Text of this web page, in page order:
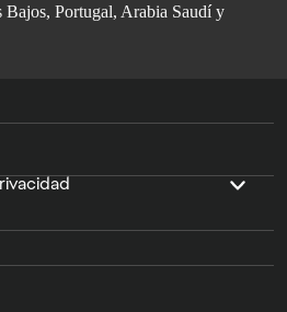
Bajos, Portugal, Arabia Saudí y